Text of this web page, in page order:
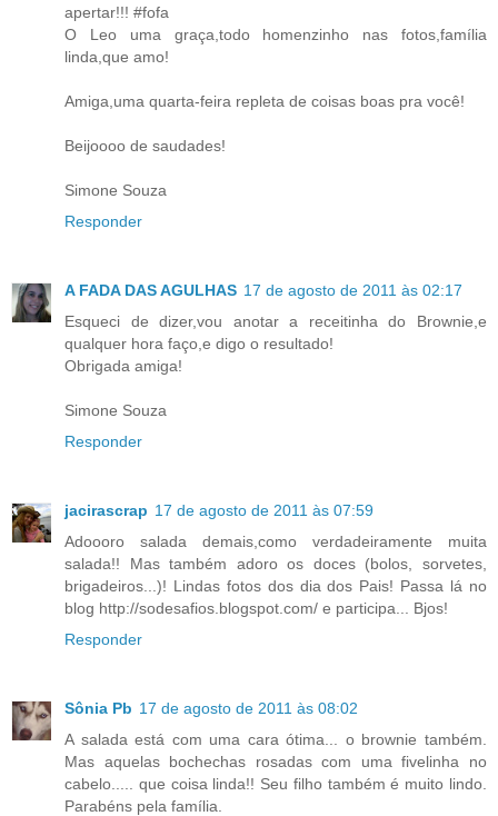
apertar!!! #fofa
O Leo uma graça,todo homenzinho nas fotos,família
linda,que amo!
Amiga,uma quarta-feira repleta de coisas boas pra você!
Beijoooo de saudades!
Simone Souza
Responder
A FADA DAS AGULHAS 17 de agosto de 2011 às 02:17
Esqueci de dizer,vou anotar a receitinha do Brownie,e
qualquer hora faço,e digo o resultado!
Obrigada amiga!
Simone Souza
Responder
jacirascrap 17 de agosto de 2011 às 07:59
Adoooro salada demais,como verdadeiramente muita
salada!! Mas também adoro os doces (bolos, sorvetes,
brigadeiros...)! Lindas fotos dos dia dos Pais! Passa lá no
blog http://sodesafios.blogspot.com/ e participa... Bjos!
Responder
Sônia Pb 17 de agosto de 2011 às 08:02
A salada está com uma cara ótima... o brownie também.
Mas aquelas bochechas rosadas com uma fivelinha no
cabelo..... que coisa linda!! Seu filho também é muito lindo.
Parabéns pela família.